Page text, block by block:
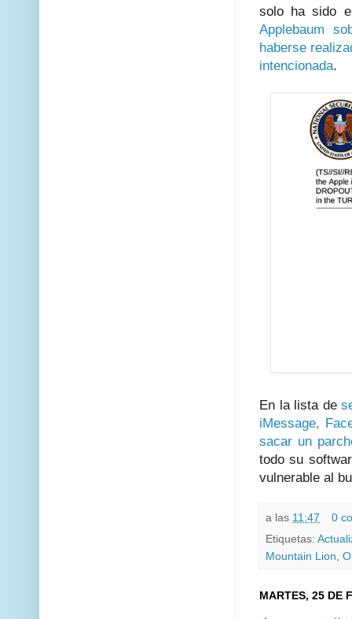
solo ha sido
Applebaum
haberse
intencionada.
En la lista de
iMessage,
sacar un
todo su
vulnerable al
a las 11:47
0
Etiquetas:
Mountain Lion,
MARTES, 25 DE